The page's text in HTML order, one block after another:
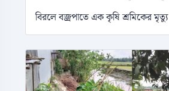
বিরলে বজ্রপাতে এক কৃষি শ্রমিকের মৃত্যু